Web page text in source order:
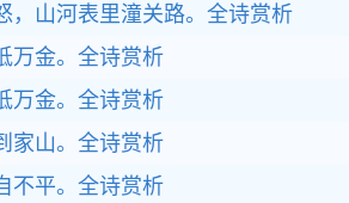
山河表里潼关路。 全诗赏析
金。 全诗赏析
金。 全诗赏析
山。 全诗赏析
平。 全诗赏析